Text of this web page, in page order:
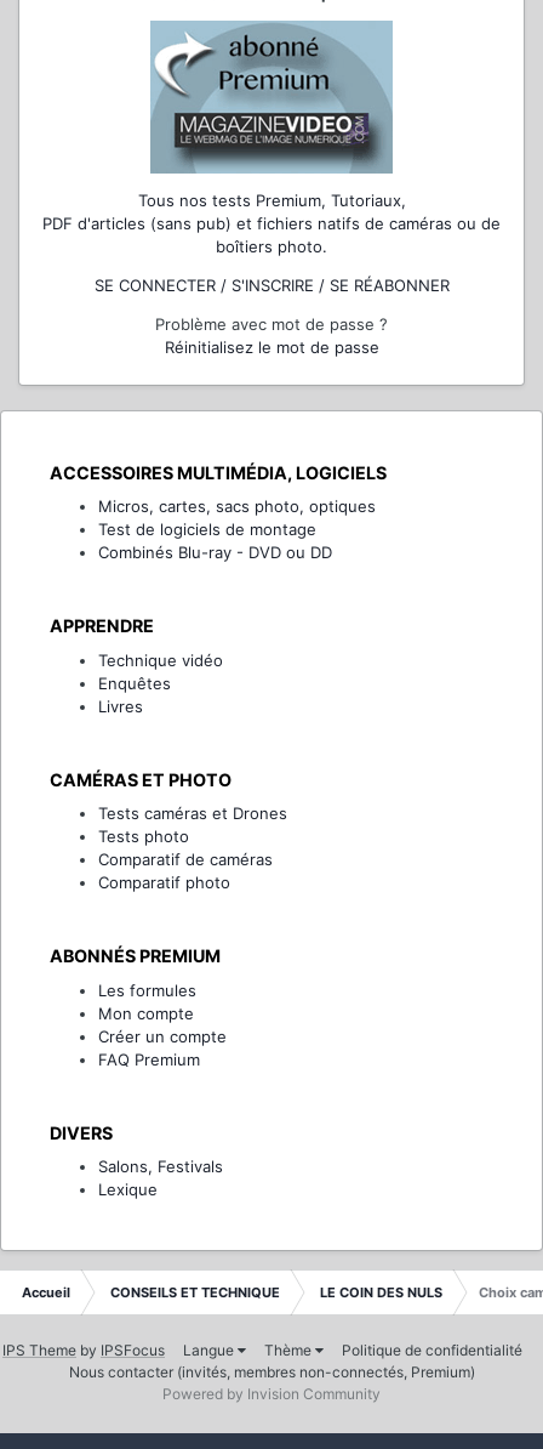
Tous nos tests Premium, Tutoriaux,
PDF d'articles (sans pub) et fichiers natifs de caméras ou de
boîtiers photo.
SE CONNECTER / S'INSCRIRE / SE RÉABONNER
Problème avec mot de passe ?
Réinitialisez le mot de passe
ACCESSOIRES MULTIMÉDIA, LOGICIELS
Micros, cartes, sacs photo, optiques
Test de logiciels de montage
Combinés Blu-ray - DVD ou DD
APPRENDRE
Technique vidéo
Enquêtes
Livres
CAMÉRAS ET PHOTO
Tests caméras et Drones
Tests photo
Comparatif de caméras
Comparatif photo
ABONNÉS PREMIUM
Les formules
Mon compte
Créer un compte
FAQ Premium
DIVERS
Salons, Festivals
Lexique
Accueil CONSEILS ET TECHNIQUE LE COIN DES NULS Choix
IPS Theme by IPSFocus Langue Thème
Politique de confidentialité
Nous contacter (invités, membres non-connectés, Premium)
Powered by Invision Community